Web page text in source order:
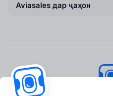
Aviasales дар ҷаҳон